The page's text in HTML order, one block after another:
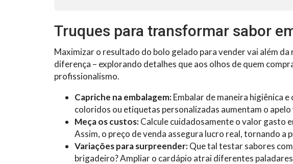
Truques para transformar sabor
Maximizar o resultado do bolo gelado para vender vai além
diferença – explorando detalhes que aos olhos de quem
profissionalismo.
Capriche na embalagem:Embalar de maneira higiênica
coloridos ou etiquetas personalizadas aumentam o
Meça os custos:Calcule cuidadosamente o valor gasto
Assim, o preço de venda assegura lucro real, tornando a
Variações para surpreender:Que tal testar sabores
brigadeiro? Ampliar o cardápio atrai diferentes